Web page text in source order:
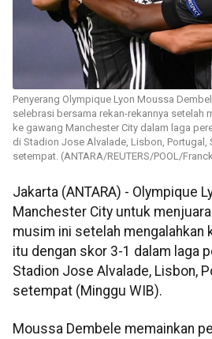
Penyerang Olympique Lyon Moussa
selebrasi bersama rekan-rekannya setelah
ke gawang Manchester City dalam laga
di Stadion Jose Alvalade, Lisbon, Portugal,
setempat. (ANTARA/REUTERS/POOL/
Jakarta (ANTARA) - Olympique
Manchester City untuk
musim ini setelah mengalahkan
itu dengan skor 3-1 dalam laga
Stadion Jose Alvalade, Lisbon,
setempat (Minggu WIB).
Moussa Dembele memainkan